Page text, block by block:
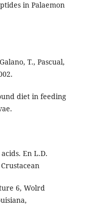
in Palaemon
T., Pascual,
diet in feeding
En L.D.
6, Wolrd